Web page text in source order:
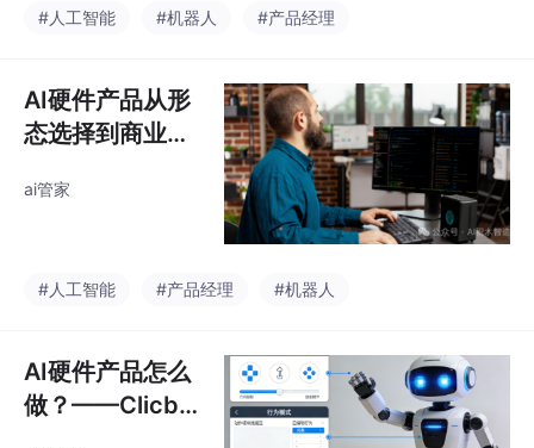
#人工智能 #机器人 #产品经理
AI硬件产品从形
态选择到商业验
ai管家
#人工智能 #产品经理 #机器人
AI硬件产品怎么
做？——Clicbo